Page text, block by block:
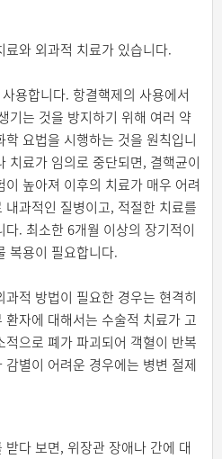
와 외과적 치료가 있습니다.
용합니다. 항결핵제의 사용에서
기는 것을 방지하기 위해 여러 약
요법을 시행하는 것을 원칙입니
치료가 임의로 중단되면, 결핵균이
높아져 이후의 치료가 매우 어려
과적인 질병이고, 적절한 치료를
. 최소한 6개월 이상의 장기적이
복용이 필요합니다.
적 방법이 필요한 경우는 현격히
자에 대해서는 수술적 치료가 고
으로 폐가 파괴되어 객혈이 반복
별이 어려운 경우에는 병변 절제
다 보면, 위장관 장애나 간에 대